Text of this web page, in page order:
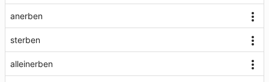
anerben
sterben
alleinerben